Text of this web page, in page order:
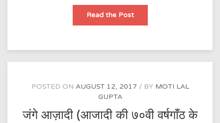
Read the Postजय
POSTED ON AUGUST 12, 2017 BY MOTI LAL
GUPTA
जंगे आज़ादी (आजादी की ७०वी वर्षगाँठ के